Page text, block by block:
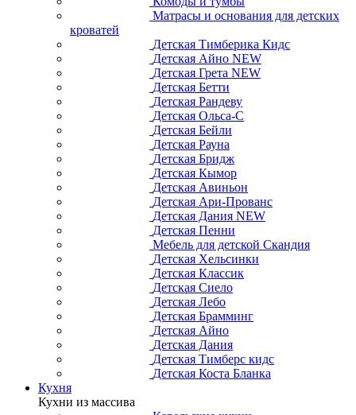
Матрасы и основания для детских
кроватей
Детская Тимберика Кидс
Детская Айно NEW
Детская Грета NEW
Детская Бетти
Детская Рандеву
Детская Ольса-С
Детская Бейли
Детская Рауна
Детская Бридж
Детская Кымор
Детская Авиньон
Детская Ари-Прованс
Детская Дания NEW
Детская Пенни
Мебель для детской Скандия
Детская Хельсинки
Детская Классик
Детская Сиело
Детская Лебо
Детская Брамминг
Детская Айно
Детская Дания
Детская Тимберс кидс
Детская Коста Бланка
Кухня
Кухни из массива